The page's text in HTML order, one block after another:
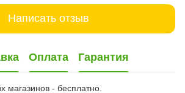
Написать отзыв
Оплата Гарантия
магазинов - бесплатно.